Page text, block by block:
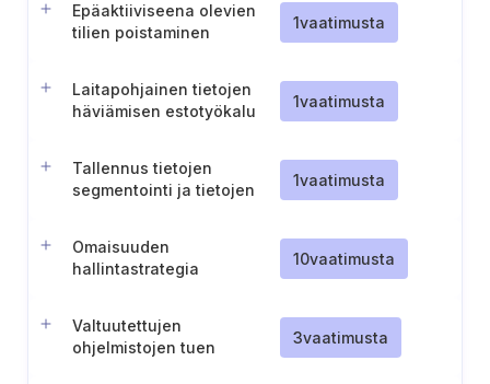
Epäaktiiviseena olevien
tilien poistaminen
1vaatimusta
Laitapohjainen tietojen
häviämisen estotyökalu
1vaatimusta
Tallennus tietojen
segmentointi ja tietojen
perusteella
1vaatimusta
Omaisuuden
hallintastrategia
10vaatimusta
Valtuutettujen
ohjelmistojen tuen
3vaatimusta